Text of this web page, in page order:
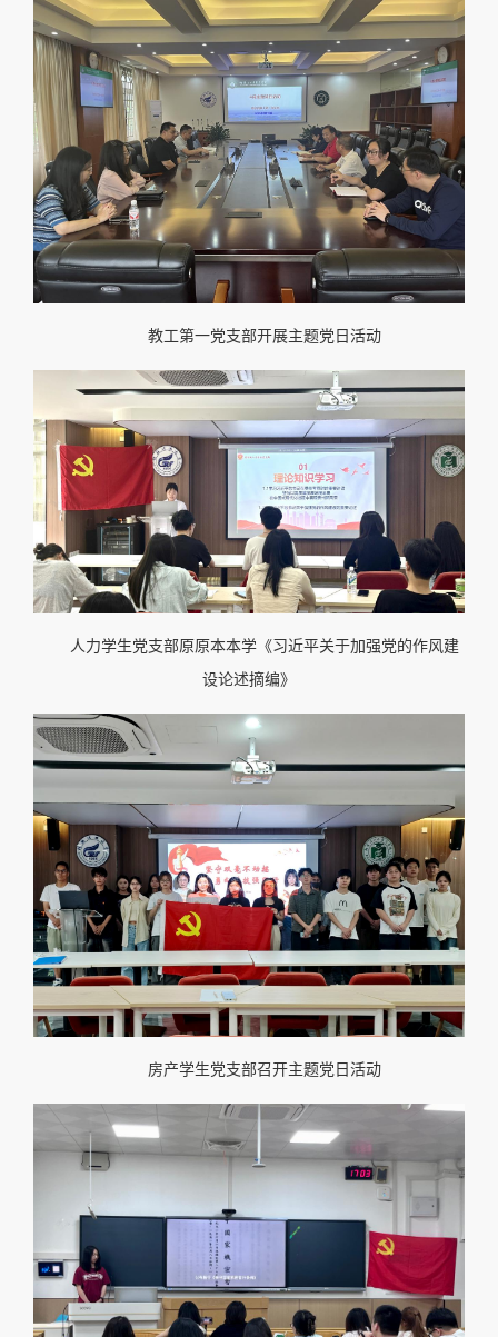
教工第一党支部开展主题党日活动
人力学生党支部原原本本学《习近平关于加强党的作风建
设论述摘编》
房产学生党支部召开主题党日活动